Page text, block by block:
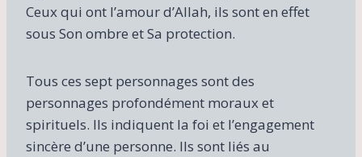
Ceux qui ont l’amour d’Allah, ils sont en effet
sous Son ombre et Sa protection.
Tous ces sept personnages sont des
personnages profondément moraux et
spirituels. Ils indiquent la foi et l’engagement
sincère d’une personne. Ils sont liés au